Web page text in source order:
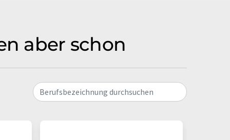
aber schon
Berufsbezeichnung durchsuchen